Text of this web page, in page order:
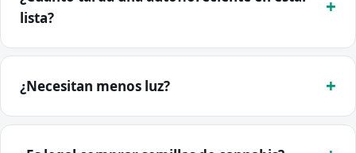
lista?
¿Necesitan menos luz?